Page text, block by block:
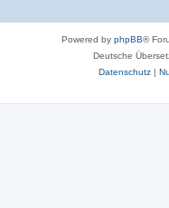
Powered by phpBB®
Deutsche
Datenschutz|